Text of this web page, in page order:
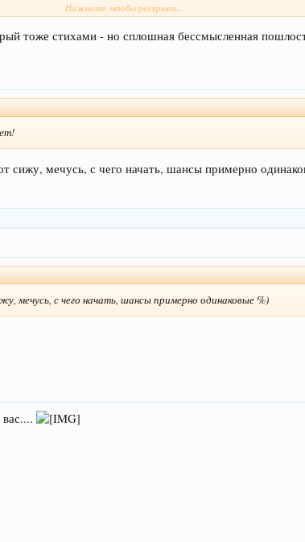
Нажмите, чтобы раскрыть...
тоже стихами - но сплошная бессмысленная
сижу, мечусь, с чего начать, шансы примерно
мечусь, с чего начать, шансы примерно одинаковые %)